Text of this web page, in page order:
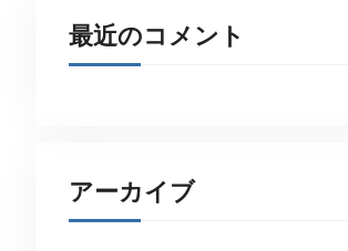
最近のコメント
アーカイブ